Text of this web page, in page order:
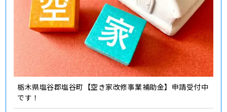
栃木県塩谷郡塩谷町【空き家改修事業補助金】申請受付中
です！